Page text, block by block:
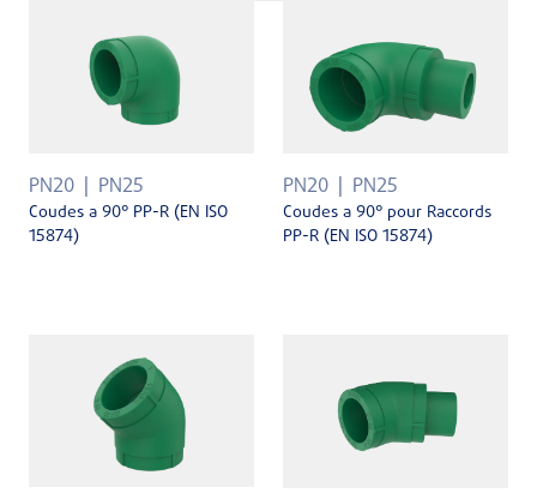
PN20 PN25
Coudes a 90° PP-R (EN ISO
15874)
PN20 PN25
Coudes a 90° pour Raccords
PP-R (EN ISO 15874)